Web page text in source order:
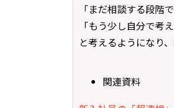
「まだ相談する段階
「もう少し自分で考
と考えるようになり
関連資料